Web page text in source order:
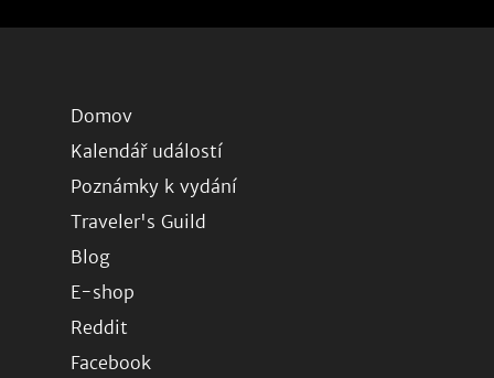
Domov
Kalendář událostí
Poznámky k vydání
Traveler's Guild
Blog
E-shop
Reddit
Facebook